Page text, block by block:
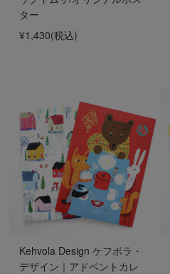
ター
¥1,430(税込)
Kehvola Design ケフボラ・
デザイン｜アドベントカレ